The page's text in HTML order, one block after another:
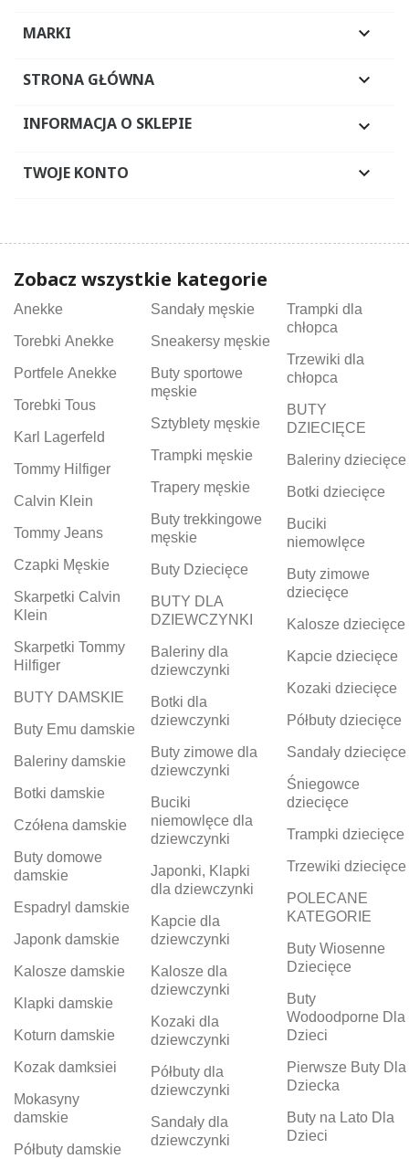
MARKI 
STRONA GŁÓWNA 
INFORMACJA O SKLEPIE 
TWOJE KONTO 
Zobacz wszystkie kategorie
Anekke
Torebki Anekke
Portfele Anekke
Torebki Tous
Karl Lagerfeld
Tommy Hilfiger
Calvin Klein
Tommy Jeans
Czapki Męskie
Skarpetki Calvin
Klein
Skarpetki Tommy
Hilfiger
BUTY DAMSKIE
Buty Emu damskie
Baleriny damskie
Botki damskie
Czółena damskie
Buty domowe
damskie
Espadryl damskie
Japonk damskie
Kalosze damskie
Klapki damskie
Koturn damskie
Kozak damksiei
Mokasyny
damskie
Półbuty damskie
Sandały męskie
Sneakersy męskie
Buty sportowe
męskie
Sztyblety męskie
Trampki męskie
Trapery męskie
Buty trekkingowe
męskie
Buty Dziecięce
BUTY DLA
DZIEWCZYNKI
Baleriny dla
dziewczynki
Botki dla
dziewczynki
Buty zimowe dla
dziewczynki
Buciki
niemowlęce dla
dziewczynki
Japonki, Klapki
dla dziewczynki
Kapcie dla
dziewczynki
Kalosze dla
dziewczynki
Kozaki dla
dziewczynki
Półbuty dla
dziewczynki
Sandały dla
dziewczynki
Trampki dla
chłopca
Trzewiki dla
chłopca
BUTY
DZIECIĘCE
Baleriny dziecięce
Botki dziecięce
Buciki
niemowlęce
Buty zimowe
dziecięce
Kalosze dziecięce
Kapcie dziecięce
Kozaki dziecięce
Półbuty dziecięce
Sandały dziecięce
Śniegowce
dziecięce
Trampki dziecięce
Trzewiki dziecięce
POLECANE
KATEGORIE
Buty Wiosenne
Dziecięce
Buty
Wodoodporne Dla
Dzieci
Pierwsze Buty Dla
Dziecka
Buty na Lato Dla
Dzieci